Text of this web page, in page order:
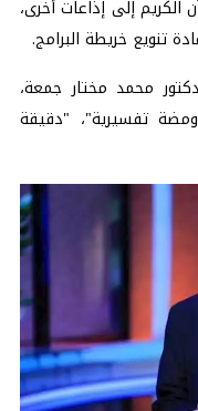
الكريم إلى إذاعات أخرى،
تنويع خريطة البرامج.
محمد مختار جمعة،
تفسيرية"، "دقيقة